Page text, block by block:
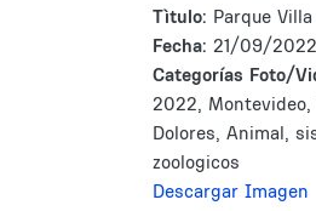
Tìtulo: Parque
Fecha: 21/09/2022
Categorías Foto/
2022, Montevideo,
Dolores, Animal,
zoologicos
Descargar Imagen